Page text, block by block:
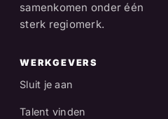
samenkomen onder één
sterk regiomerk.
WERKGEVERS
Sluit je aan
Talent vinden